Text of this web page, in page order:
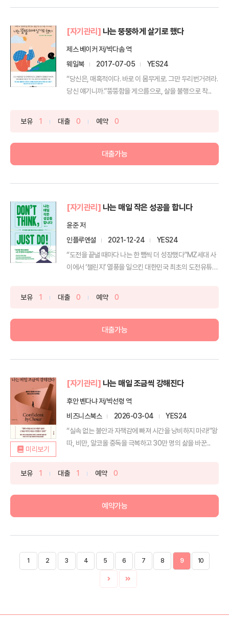
[자기관리] 나는 뚱뚱하게 살기로 했다
제스 베이커 저/박다솜 역
웨일북
2017-07-05
YES24
“당신은, 매혹적이다. 바로 이 몸무게로. 그만 두리번거려라.
당신 얘기니까.”뚱뚱함을 게으름으로, 살을 불행으로 착...
보유 1 대출 0 예약 0
대출가능
[자기관리] 나는 매일 작은 성공을 합니다
윤준 저
인플루엔셜
2021-12-24
YES24
“도전을 끝낼 때마다 나는 한 뼘씩 더 성장했다”MZ세대 사
이에서 ‘챌린지’ 열풍을 일으킨 대한민국 최초의 도전유튜
보유 1 대출 0 예약 0
대출가능
미리보기
[자기관리] 나는 매일 조금씩 강해진다
후안 벤다냐 저/박선령 역
비즈니스북스
2026-03-04
YES24
“실속 없는 불안과 자책감에 빠져 시간을 낭비하지 마라!”왕
따, 비만, 알코올 중독을 극복하고 30만 명의 삶을 바꾼...
보유 1 대출 1 예약 0
예약가능
1 2 3 4 5 6 7 8 9 10